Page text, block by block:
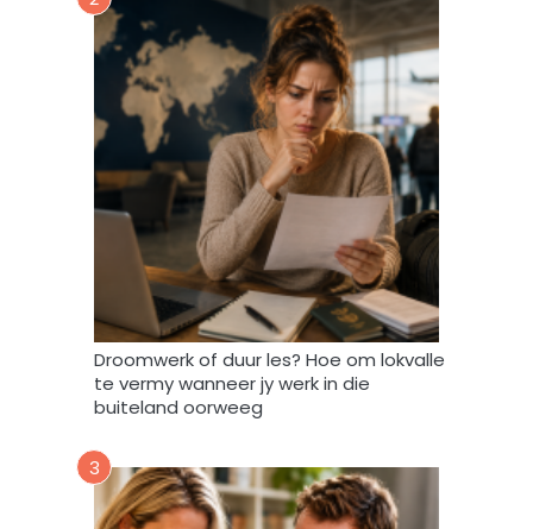
t
e
d
a
r
i
F
o
u
m
m
Droomwerk of duur les? Hoe om lokvalle
te vermy wanneer jy werk in die
buiteland oorweeg
3